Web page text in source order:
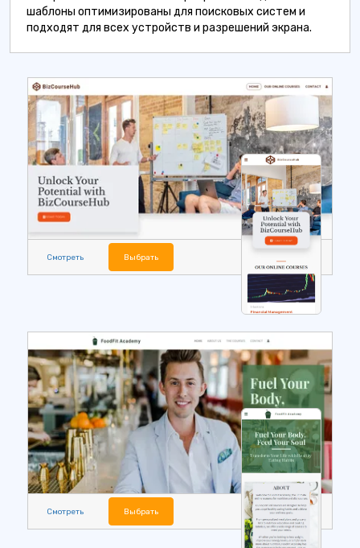
шаблоны оптимизированы для поисковых систем и
подходят для всех устройств и разрешений экрана.
Смотреть Выбрать
Смотреть Выбрать